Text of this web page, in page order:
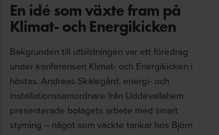
En idé som växte fram på
Klimat- och Energikicken
Bakgrunden till utbildningen var ett föredrag
under konferensen Klimat- och Energikicken i
höstas. Andreas Skälegård, energi- och
installationssamordnare från Uddevallahem
presenterade bolagets arbete med smart
styrning – något som väckte tankar hos Björn